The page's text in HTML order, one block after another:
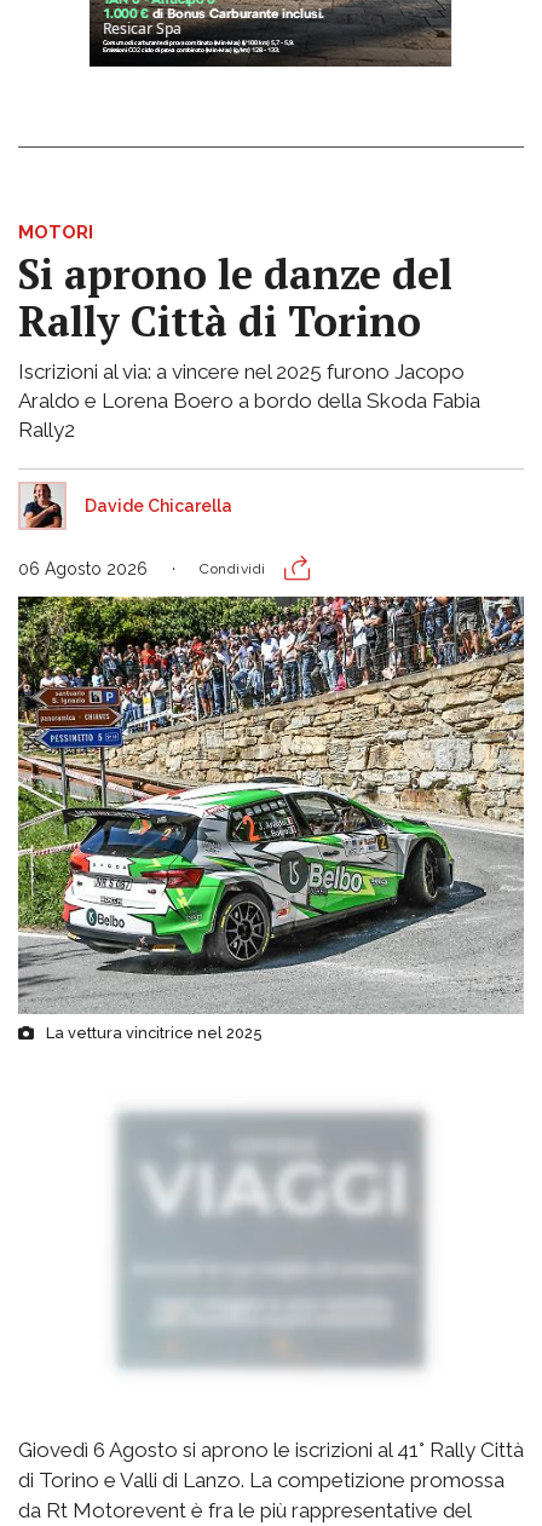
MOTORI
Si aprono le danze del
Rally Città di Torino
Iscrizioni al via: a vincere nel 2025 furono Jacopo
Araldo e Lorena Boero a bordo della Skoda Fabia
Rally2
Davide Chicarella
06 Agosto 2026 Condividi
La vettura vincitrice nel 2025
Giovedì 6 Agosto si aprono le iscrizioni al 41° Rally Città
di Torino e Valli di Lanzo. La competizione promossa
da Rt Motorevent è fra le più rappresentative del